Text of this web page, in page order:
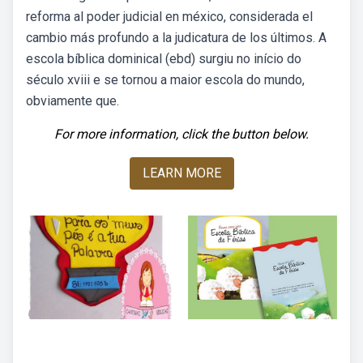
reforma al poder judicial en méxico, considerada el
cambio más profundo a la judicatura de los últimos. A
escola bíblica dominical (ebd) surgiu no início do
século xviii e se tornou a maior escola do mundo,
obviamente que.
For more information, click the button below.
LEARN MORE